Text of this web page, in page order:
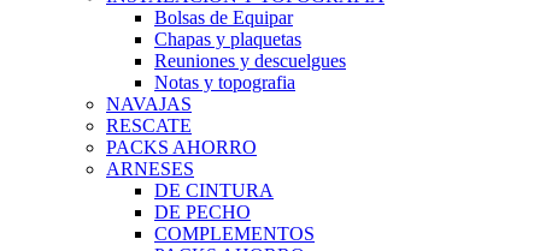
Bolsas de Equipar
Chapas y plaquetas
Reuniones y descuelgues
Notas y topografia
NAVAJAS
RESCATE
PACKS AHORRO
ARNESES
DE CINTURA
DE PECHO
COMPLEMENTOS